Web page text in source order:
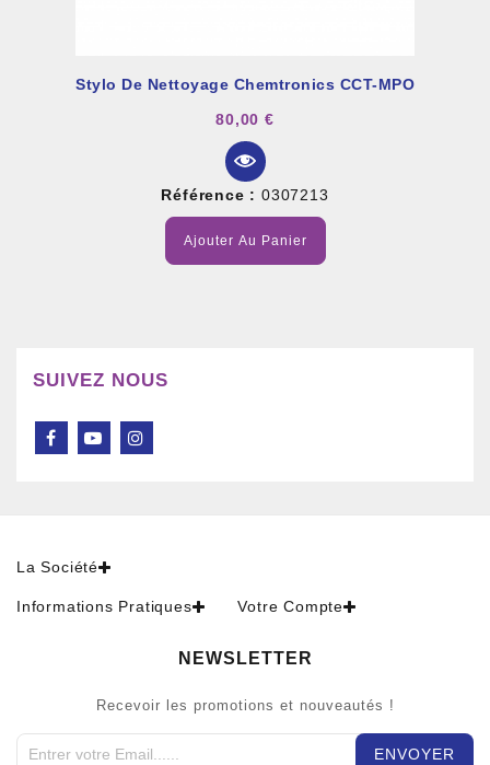
Stylo De Nettoyage Chemtronics CCT-MPO
80,00 €
Référence : 0307213
Ajouter Au Panier
SUIVEZ NOUS
La Société
Informations Pratiques Votre Compte
NEWSLETTER
Recevoir les promotions et nouveautés !